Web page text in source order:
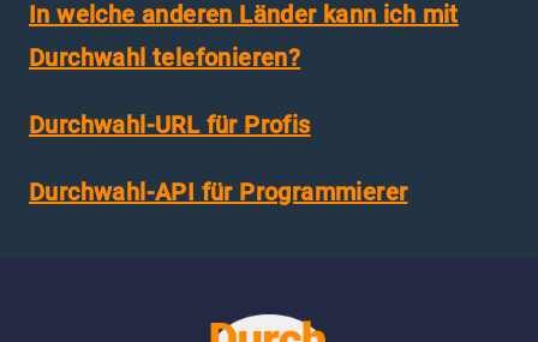
In welche anderen Länder kann ich mit
Durchwahl telefonieren?
Durchwahl-URL für Profis
Durchwahl-API für Programmierer